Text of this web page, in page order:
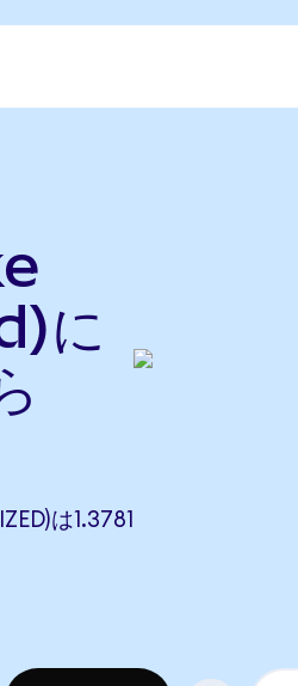
に
は1.3781